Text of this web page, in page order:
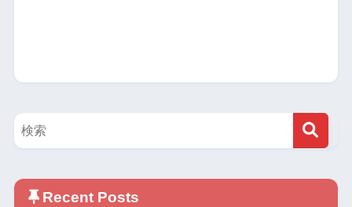
Recent Posts